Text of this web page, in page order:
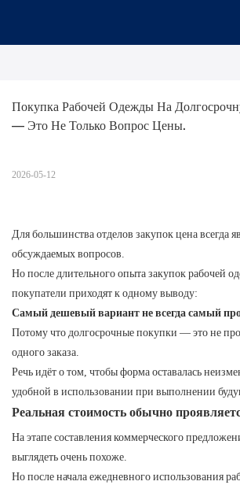
Покупка Рабочей Одежды На
— Это Не Только Вопрос Цены.
2026-05-12
Для большинства отделов закупок цена всегда
обсуждаемых вопросов.
Но после длительного опыта закупок рабочей
покупатели приходят к одному выводу:
Самый дешевый вариант не всегда самый
Потому что долгосрочные покупки — это не
одного заказа.
Речь идёт о том, чтобы форма оставалась
удобной в использовании при выполнении
Реальная стоимость обычно
На этапе составления коммерческого
выглядеть очень похоже.
Но после начала ежедневного использования